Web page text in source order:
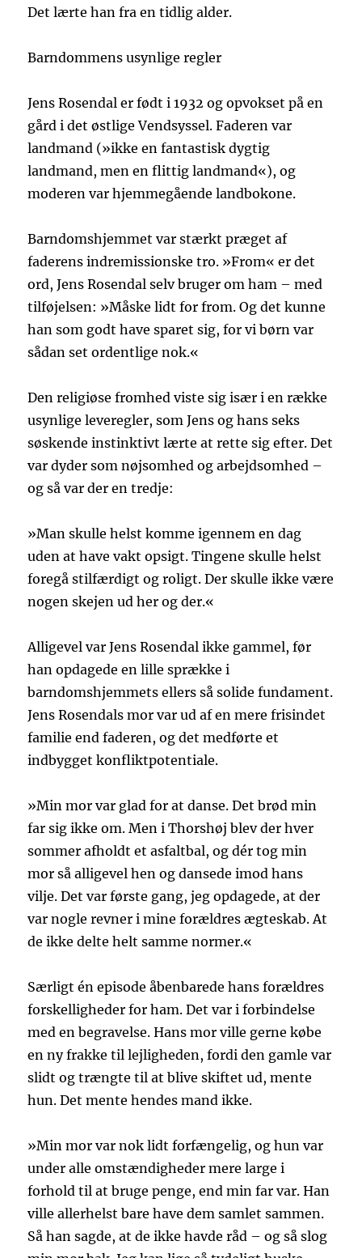
Det lærte han fra en tidlig alder.
Barndommens usynlige regler
Jens Rosendal er født i 1932 og opvokset på en
gård i det østlige Vendsyssel. Faderen var
landmand (»ikke en fantastisk dygtig
landmand, men en flittig landmand«), og
moderen var hjemmegående landbokone.
Barndomshjemmet var stærkt præget af
faderens indremissionske tro. »From« er det
ord, Jens Rosendal selv bruger om ham – med
tilføjelsen: »Måske lidt for from. Og det kunne
han som godt have sparet sig, for vi børn var
sådan set ordentlige nok.«
Den religiøse fromhed viste sig især i en række
usynlige leveregler, som Jens og hans seks
søskende instinktivt lærte at rette sig efter. Det
var dyder som nøjsomhed og arbejdsomhed –
og så var der en tredje:
»Man skulle helst komme igennem en dag
uden at have vakt opsigt. Tingene skulle helst
foregå stilfærdigt og roligt. Der skulle ikke være
nogen skejen ud her og der.«
Alligevel var Jens Rosendal ikke gammel, før
han opdagede en lille sprække i
barndomshjemmets ellers så solide fundament.
Jens Rosendals mor var ud af en mere frisindet
familie end faderen, og det medførte et
indbygget konfliktpotentiale.
»Min mor var glad for at danse. Det brød min
far sig ikke om. Men i Thorshøj blev der hver
sommer afholdt et asfaltbal, og dér tog min
mor så alligevel hen og dansede imod hans
vilje. Det var første gang, jeg opdagede, at der
var nogle revner i mine forældres ægteskab. At
de ikke delte helt samme normer.«
Særligt én episode åbenbarede hans forældres
forskelligheder for ham. Det var i forbindelse
med en begravelse. Hans mor ville gerne købe
en ny frakke til lejligheden, fordi den gamle var
slidt og trængte til at blive skiftet ud, mente
hun. Det mente hendes mand ikke.
»Min mor var nok lidt forfængelig, og hun var
under alle omstændigheder mere large i
forhold til at bruge penge, end min far var. Han
ville allerhelst bare have dem samlet sammen.
Så han sagde, at de ikke havde råd – og så slog